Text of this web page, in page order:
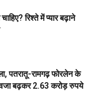
रिश्ते में प्यार बढ़ाने
पतरातू-रामगढ़ फोरलेन के
बढ़कर 2.63 करोड़ रुपये